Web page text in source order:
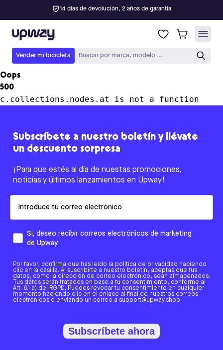
14 días de devolución, 2 años de garantía
Upway
Vender mi bicicleta Buscar por marca, modelo ...
Oops
500
c.collections.nodes.at is not a function
Subscríbete a nuestro boletín y llévate
un descuento sorpresa
¡Para que estés al día de nuestas promociones,
noticias y últimos lanzamientos en Upway!
Sí, deseo recibir correos electrónicos de marketing
de Upway.
Por favor, confirma que has leído la política de privacidad haciendo
clic en la casilla. Al suscribirte a nuestro boletín, aceptas que tus
datos, como la dirección de correo electrónico, sean almacenados.
Tus datos serán tratados en base a tu consentimiento, conforme al
Art. 6.1 a) del RGPD. Puedes revocar tu consentimiento en cualquier
momento haciendo clic en el enlace al final de nuestros correos
electrónicos o enviando un correo a support@upway.shop.
Subscríbete ahora